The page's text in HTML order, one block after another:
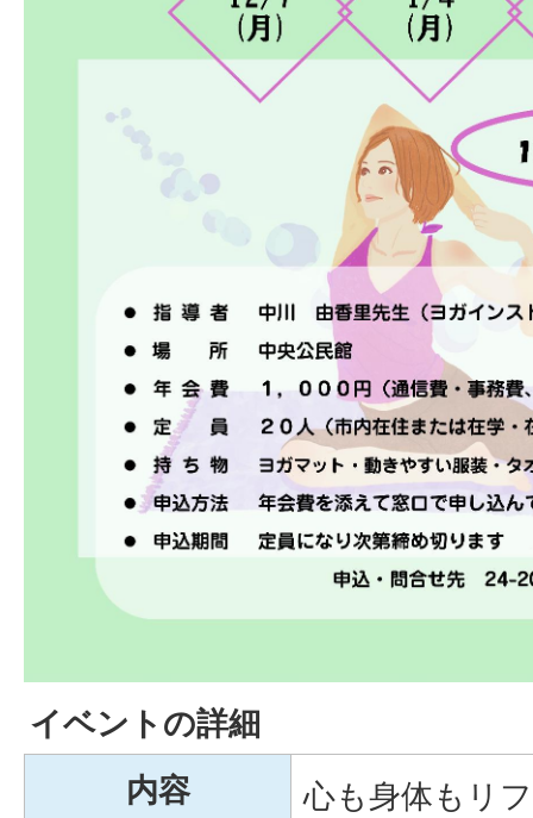
イベントの詳細
内容
心も身体もリ